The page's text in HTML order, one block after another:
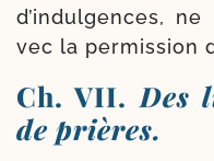
d’in­dul­gences,
vec la per­mis­sion
Ch. VII. Des
de prières.